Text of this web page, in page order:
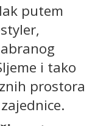
putem
i tako
prostora